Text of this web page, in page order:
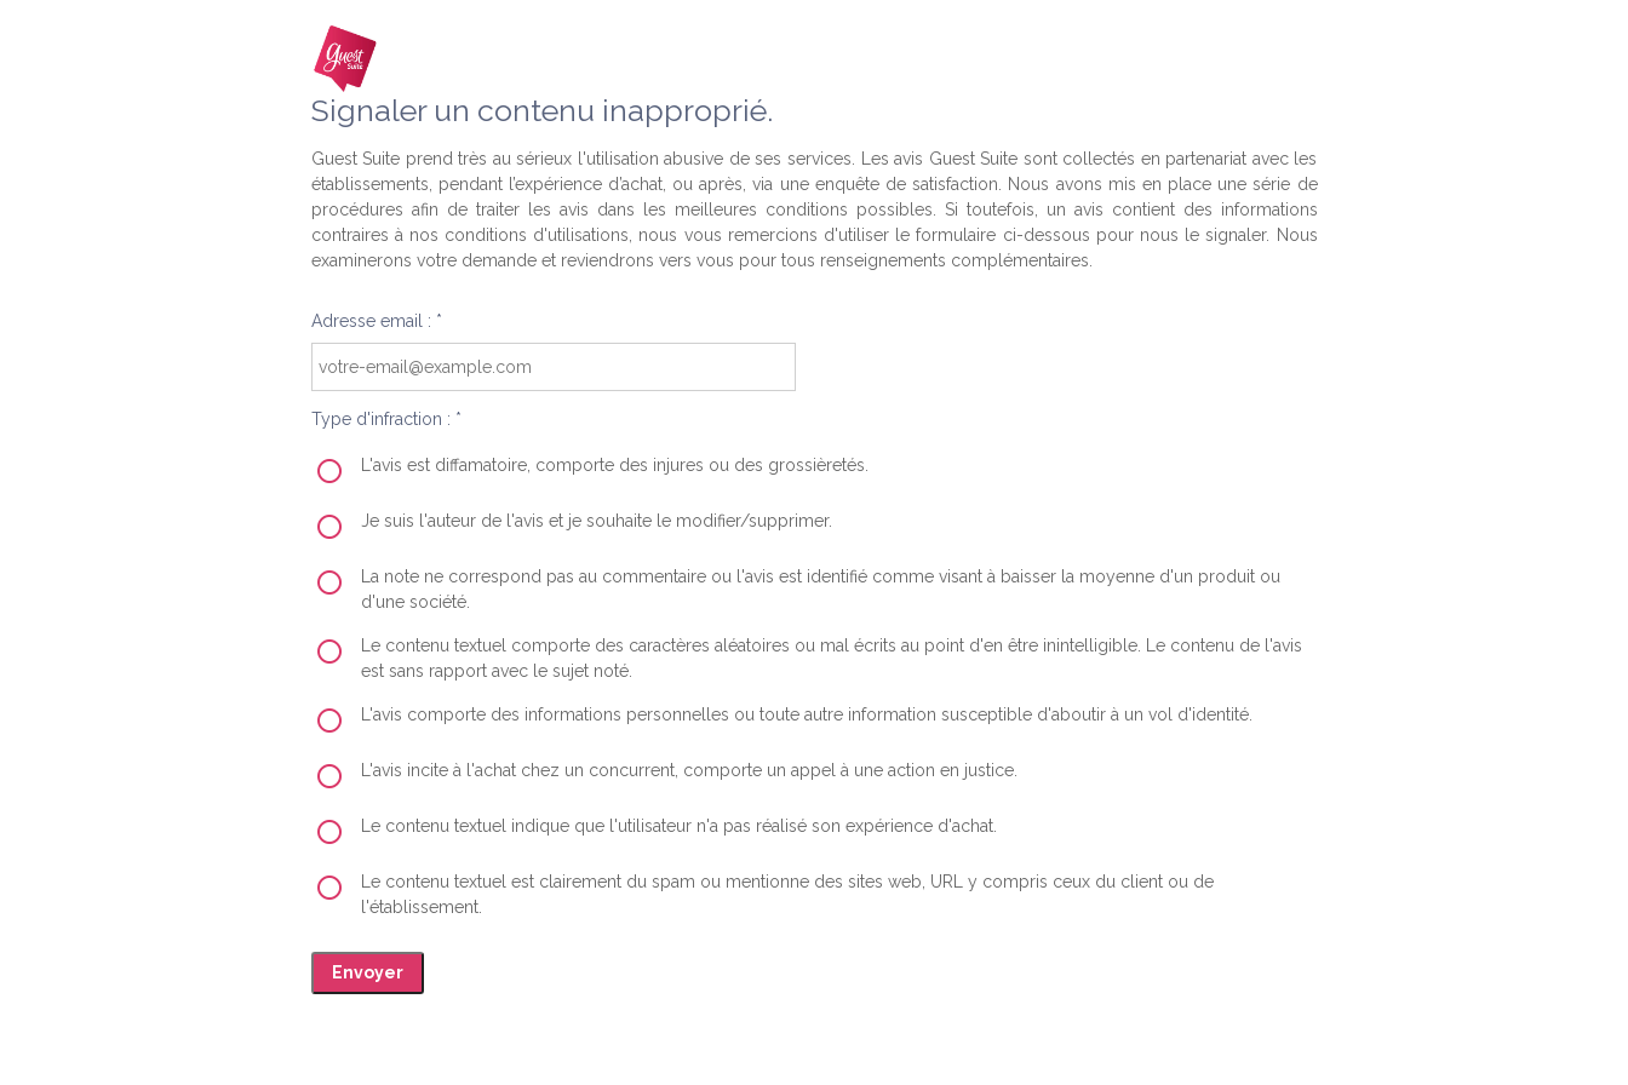
Signaler un contenu inapproprié.
Guest Suite prend très au sérieux l'utilisation abusive de ses services. Les avis Guest Suite sont collectés en partenariat avec les
établissements, pendant l’expérience d’achat, ou après, via une enquête de satisfaction. Nous avons mis en place une série de
procédures afin de traiter les avis dans les meilleures conditions possibles. Si toutefois, un avis contient des informations
contraires à nos conditions d'utilisations, nous vous remercions d'utiliser le formulaire ci-dessous pour nous le signaler. Nous
examinerons votre demande et reviendrons vers vous pour tous renseignements complémentaires.
Adresse email : *
Type d'infraction : *
L'avis est diffamatoire, comporte des injures ou des grossièretés.
Je suis l'auteur de l'avis et je souhaite le modifier/supprimer.
La note ne correspond pas au commentaire ou l'avis est identifié comme visant à baisser la moyenne d'un produit ou
d'une société.
Le contenu textuel comporte des caractères aléatoires ou mal écrits au point d'en être inintelligible. Le contenu de l'avis
est sans rapport avec le sujet noté.
L'avis comporte des informations personnelles ou toute autre information susceptible d'aboutir à un vol d'identité.
L'avis incite à l'achat chez un concurrent, comporte un appel à une action en justice.
Le contenu textuel indique que l'utilisateur n'a pas réalisé son expérience d'achat.
Le contenu textuel est clairement du spam ou mentionne des sites web, URL y compris ceux du client ou de
l'établissement.
Envoyer